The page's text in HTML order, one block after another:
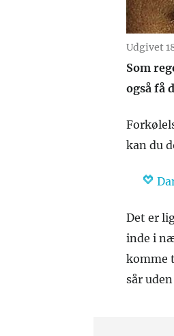
Udgivet
Som
også få
kan du
Det er
inde i
komme
sår